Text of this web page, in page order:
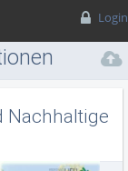
Login
Nachhaltige